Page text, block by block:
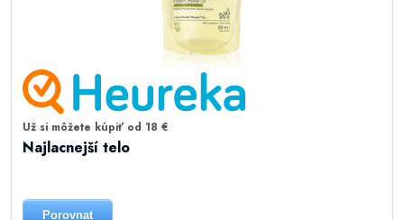
Už si môžete kúpiť od 18 €
Najlacnejší telo
Porovnat